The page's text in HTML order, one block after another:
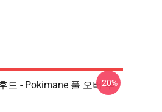
드 - Pokimane 풀 오버 후
-20%